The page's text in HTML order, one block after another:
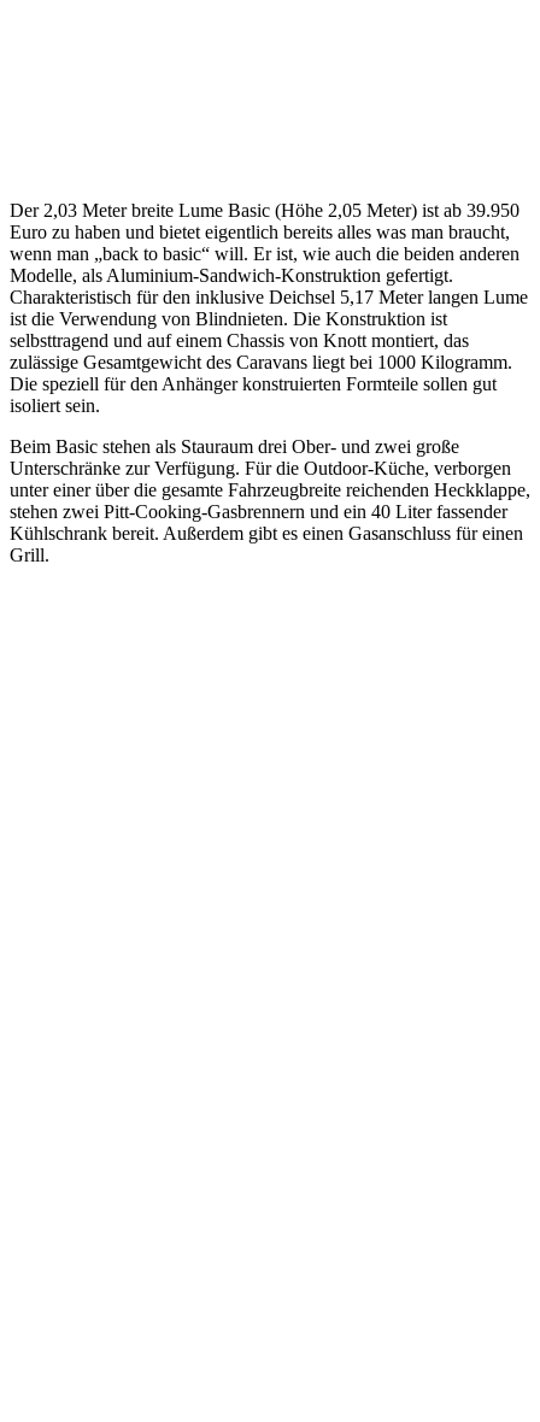
Der 2,03 Meter breite Lume Basic (Höhe 2,05 Meter) ist ab 39.950
Euro zu haben und bietet eigentlich bereits alles was man braucht,
wenn man „back to basic“ will. Er ist, wie auch die beiden anderen
Modelle, als Aluminium-Sandwich-Konstruktion gefertigt.
Charakteristisch für den inklusive Deichsel 5,17 Meter langen Lume
ist die Verwendung von Blindnieten. Die Konstruktion ist
selbsttragend und auf einem Chassis von Knott montiert, das
zulässige Gesamtgewicht des Caravans liegt bei 1000 Kilogramm.
Die speziell für den Anhänger konstruierten Formteile sollen gut
isoliert sein.
Beim Basic stehen als Stauraum drei Ober- und zwei große
Unterschränke zur Verfügung. Für die Outdoor-Küche, verborgen
unter einer über die gesamte Fahrzeugbreite reichenden Heckklappe,
stehen zwei Pitt-Cooking-Gasbrennern und ein 40 Liter fassender
Kühlschrank bereit. Außerdem gibt es einen Gasanschluss für einen
Grill.